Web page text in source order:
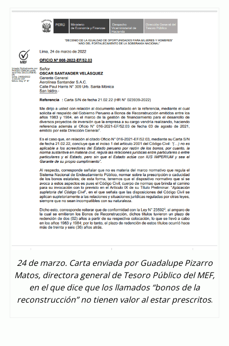
24 de marzo. Carta enviada por Guadalupe Pizarro
Matos, directora general de Tesoro Público del MEF,
en el que dice que los llamados “bonos de la
reconstrucción” no tienen valor al estar prescritos.